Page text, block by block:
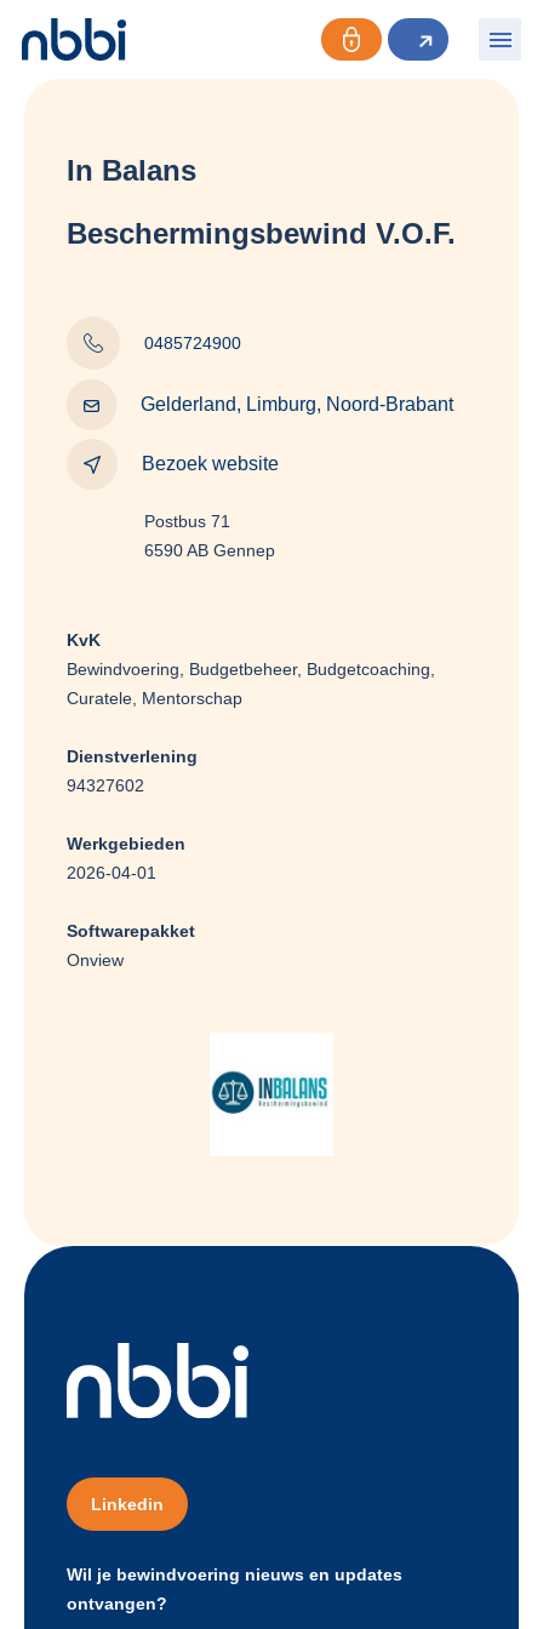
In Balans
Beschermingsbewind V.O.F.
0485724900
Gelderland, Limburg, Noord-Brabant
Bezoek website
Postbus 71
6590 AB Gennep
KvK
Bewindvoering, Budgetbeheer, Budgetcoaching,
Curatele, Mentorschap
Dienstverlening
94327602
Werkgebieden
2026-04-01
Softwarepakket
Onview
Linkedin
Wil je bewindvoering nieuws en updates
ontvangen?